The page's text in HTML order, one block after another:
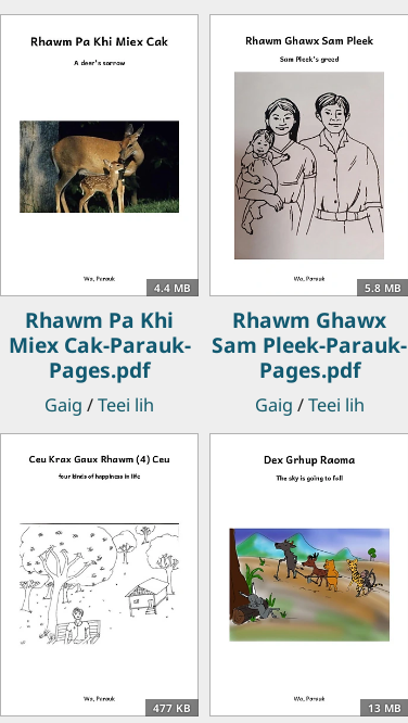
4.4 MB
Rhawm Pa Khi
Miex Cak-Parauk-
Pages.pdf
Gaig /Teei lih
5.8 MB
Rhawm Ghawx
Sam Pleek-Parauk-
Pages.pdf
Gaig /Teei lih
477 KB 13 MB